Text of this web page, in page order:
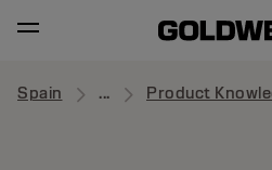
Spain ... Product